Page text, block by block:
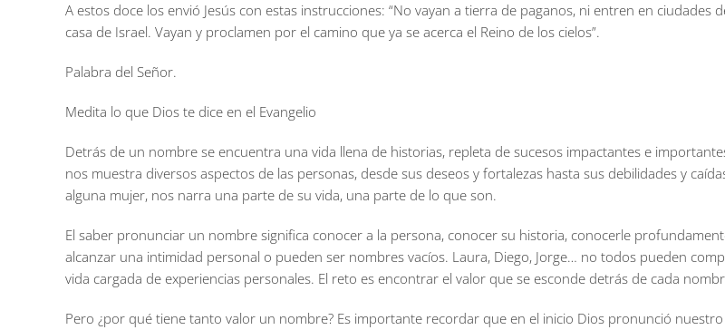
A estos doce los envió Jesús con estas instrucciones: “No vayan a tierra de paganos, ni entren en ciudades
casa de Israel. Vayan y proclamen por el camino que ya se acerca el Reino de los cielos”.
Palabra del Señor.
Medita lo que Dios te dice en el Evangelio
Detrás de un nombre se encuentra una vida llena de historias, repleta de sucesos impactantes e
nos muestra diversos aspectos de las personas, desde sus deseos y fortalezas hasta sus debilidades y
alguna mujer, nos narra una parte de su vida, una parte de lo que son.
El saber pronunciar un nombre significa conocer a la persona, conocer su historia, conocerle
alcanzar una intimidad personal o pueden ser nombres vacíos. Laura, Diego, Jorge… no todos pueden
vida cargada de experiencias personales. El reto es encontrar el valor que se esconde detrás de cada
Pero ¿por qué tiene tanto valor un nombre? Es importante recordar que en el inicio Dios pronunció